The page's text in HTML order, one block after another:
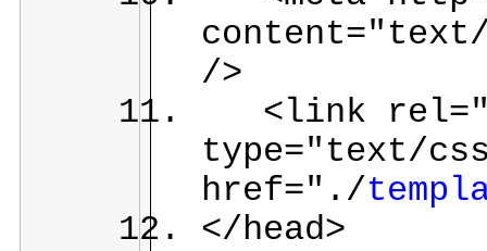
/>
<link
type="text/
href="./
</head>